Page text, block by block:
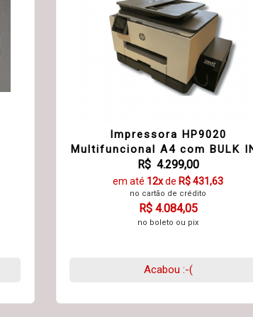
Impressora HP9020
Multifuncional A4 com BULK
R$ 4.299,00
em até 12xde R$ 431,63
no cartão de crédito
R$ 4.084,05
no boleto ou pix
Acabou :-(